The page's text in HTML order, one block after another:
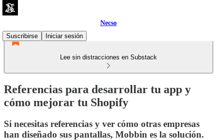
Necso
Suscribirse
Iniciar sesión
Lee sin distracciones en Substack
Referencias para desarrollar tu app y
cómo mejorar tu Shopify
Si necesitas referencias y ver cómo otras empresas
han diseñado sus pantallas, Mobbin es la solución.‎